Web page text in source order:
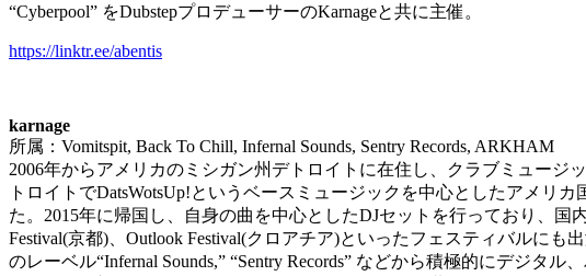
“Cyberpool” をDubstepプロデューサーのKarnageと共に主催。
https://linktr.ee/abentis
karnage
所属： Vomitspit, Back To Chill, Infernal Sounds, Sentry Records, ARKHAM
2006年からアメリカのミシガン州デトロイトに在住し、クラブミュージ
トロイトでDatsWotsUp!というベースミュージックを中心としたアメリ
た。 2015年に帰国し、自身の曲を中心としたDJセットを行っており、国
Festival(京都) Outlook Festival(クロアチア)といったフェスティバルにも
のレーベル“Infernal Sounds,” “Sentry Records” などから積極的にデジタル